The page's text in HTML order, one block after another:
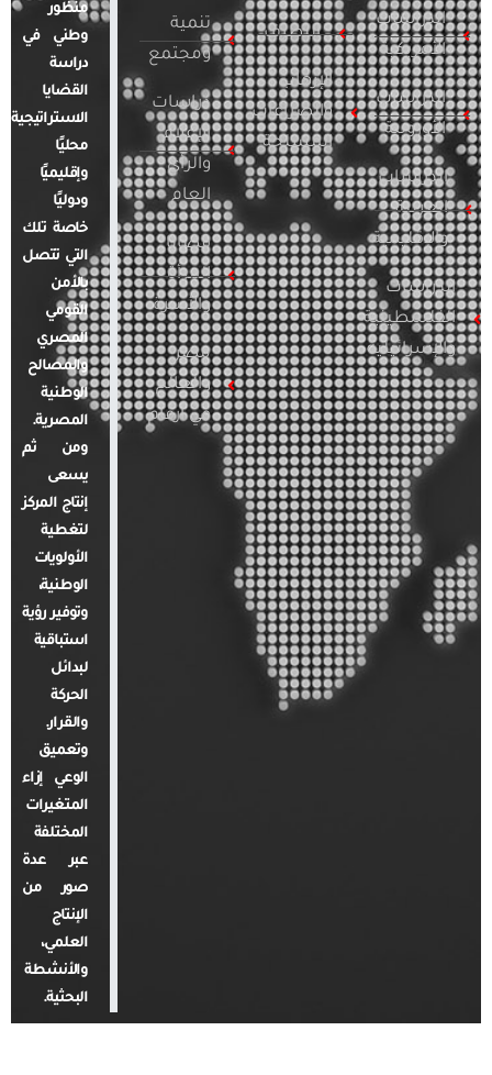
الدراسات
الأمريكية
الدراسات
الأوروبية
الدراسات
العربية
والإقليمية
الدراسات
الفلسطينية
والإسرائيلية
التطرف
الإرهاب
والصراعات
المسلحة
تنمية
ومجتمع
دراسات
الإعلام
والرأي
العام
قضايا
المرأة
والأسرة
مصر
والعالم
في أرقام
منظور
وطني في
دراسة
القضايا
الاستراتيجية
محليًا
وإقليميًا
ودوليًا
خاصة تلك
التي تتصل
بالأمن
القومي
المصري
والمصالح
الوطنية
المصرية.
ومن ثم
يسعى
إنتاج المركز
لتغطية
الأولويات
الوطنية،
وتوفير رؤية
استباقية
لبدائل
الحركة
والقرار.
وتعميق
الوعي إزاء
المتغيرات
المختلفة
عبر عدة
صور من
الإنتاج
العلمي،
والأنشطة
البحثية.